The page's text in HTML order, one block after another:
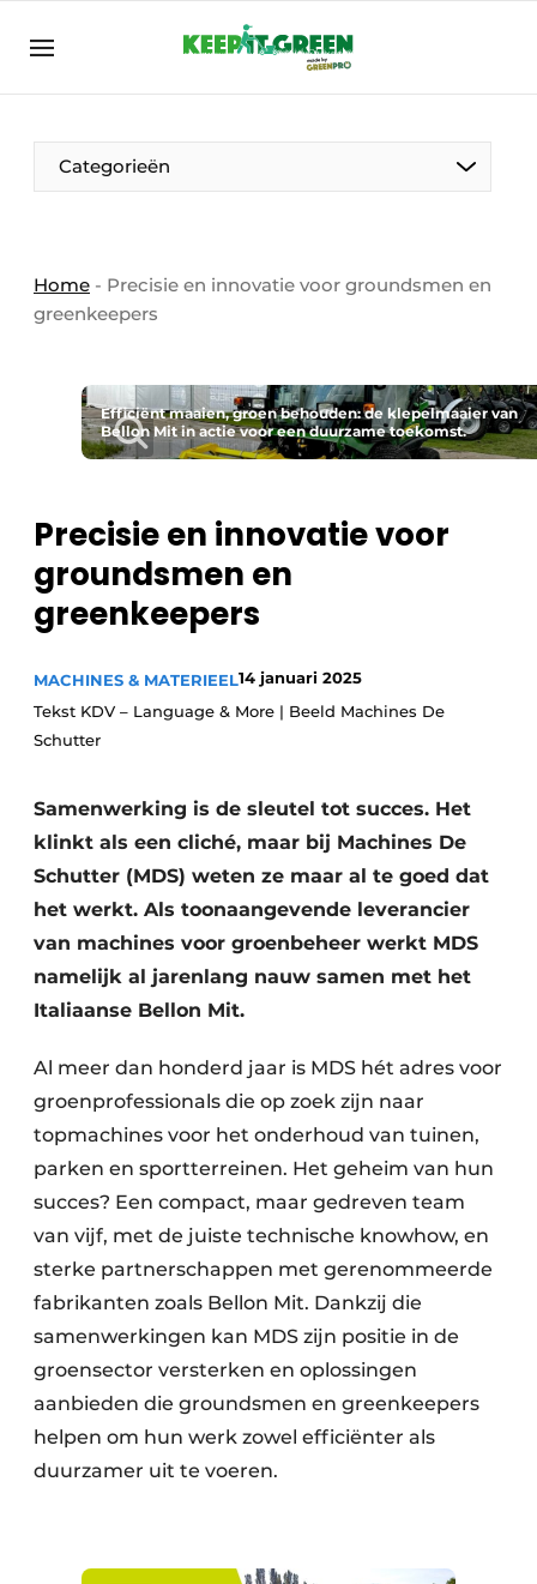
NL ENG FR
Categorieën
Home - Precisie en innovatie voor groundsmen en
greenkeepers
Efficiënt maaien, groen behouden: de klepelmaaier van
Bellon Mit in actie voor een duurzame toekomst.
Precisie en innovatie voor
groundsmen en
greenkeepers
MACHINES & MATERIEEL14 januari 2025
Tekst KDV – Language & More | Beeld Machines De
Schutter
Samenwerking is de sleutel tot succes. Het
klinkt als een cliché, maar bij Machines De
Schutter (MDS) weten ze maar al te goed dat
het werkt. Als toonaangevende leverancier
van machines voor groenbeheer werkt MDS
namelijk al jarenlang nauw samen met het
Italiaanse Bellon Mit.
Al meer dan honderd jaar is MDS hét adres voor
groenprofessionals die op zoek zijn naar
topmachines voor het onderhoud van tuinen,
parken en sportterreinen. Het geheim van hun
succes? Een compact, maar gedreven team
van vijf, met de juiste technische knowhow, en
sterke partnerschappen met gerenommeerde
fabrikanten zoals Bellon Mit. Dankzij die
samenwerkingen kan MDS zijn positie in de
groensector versterken en oplossingen
aanbieden die groundsmen en greenkeepers
helpen om hun werk zowel efficiënter als
duurzamer uit te voeren.